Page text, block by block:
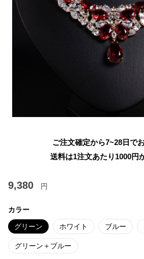
ご注文確定から7~28日で
送料は1注文あたり 1000円
9,380 円
カラー
グリーン ホワイト ブルー
グリーン＋ブルー